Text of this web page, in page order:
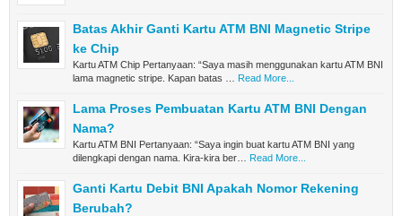
Batas Akhir Ganti Kartu ATM BNI Magnetic Stripe
ke Chip
Kartu ATM Chip Pertanyaan: “Saya masih menggunakan kartu ATM BNI
lama magnetic stripe. Kapan batas …
Read More...
Lama Proses Pembuatan Kartu ATM BNI Dengan
Nama?
Kartu ATM BNI Pertanyaan: “Saya ingin buat kartu ATM BNI yang
dilengkapi dengan nama. Kira-kira ber…
Read More...
Ganti Kartu Debit BNI Apakah Nomor Rekening
Berubah?